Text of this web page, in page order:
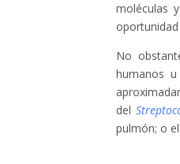
moléculas
No
humanos u
del
pulmón; o el